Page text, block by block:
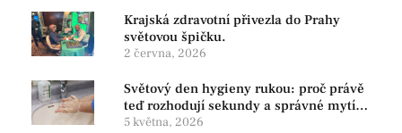
Krajská zdravotní přivezla do Prahy
světovou špičku.
2 června, 2026
Světový den hygieny rukou: proč právě
teď rozhodují sekundy a správné mytí
rukou
5 května, 2026